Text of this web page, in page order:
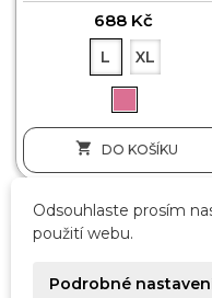
688 Kč
L XL
 DO KOŠÍKU
DÁREK🎁
Odsouhlaste prosím
použití webu.
Podrobné